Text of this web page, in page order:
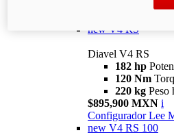
new V4 RS
Diavel V4 RS
182 hp
120 Nm
220 kg Peso
$895,900 MXN i
Configurador Lee
new V4 RS 100